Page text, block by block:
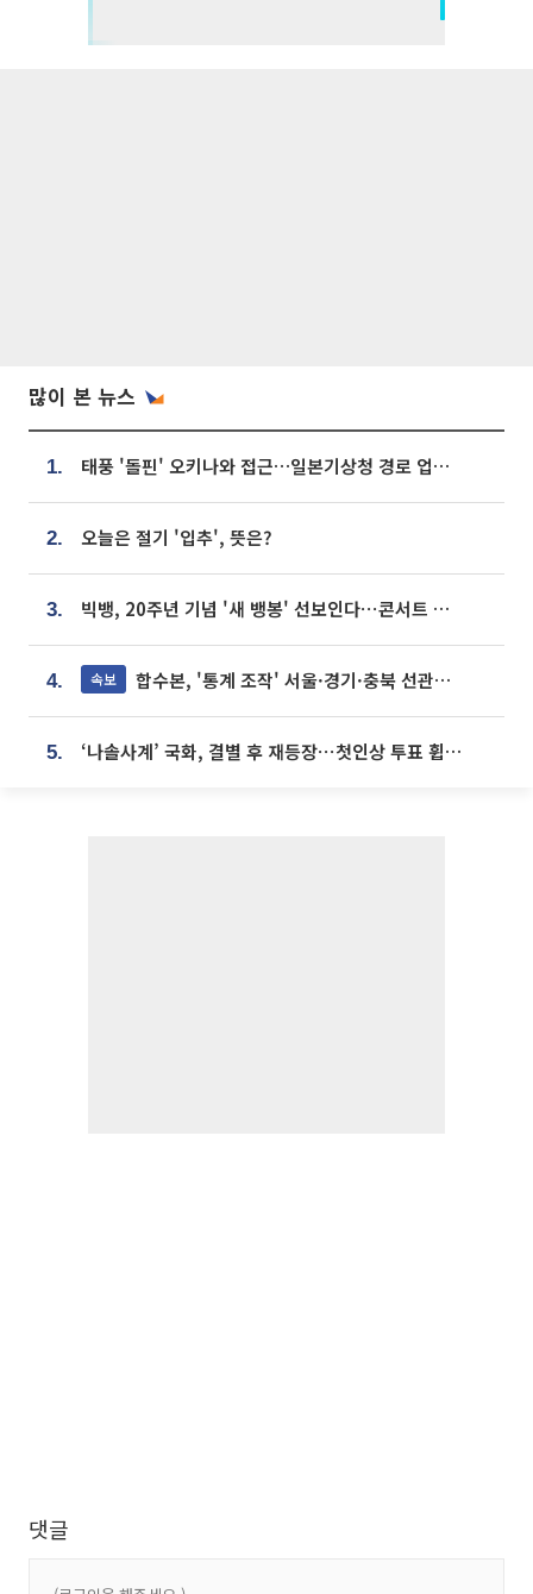
많이 본 뉴스
1. 태풍 '돌핀' 오키나와 접근…일본기상청 경로 업데이트
2. 오늘은 절기 '입추', 뜻은?
3. 빅뱅, 20주년 기념 '새 뱅봉' 선보인다⋯콘서트 앞두고 팝업 개최
4. 속보 합수본, '통계 조작' 서울·경기·충북 선관위 등 추가 압수수색
5. ‘나솔사계’ 국화, 결별 후 재등장⋯첫인상 투표 휩쓸고 ‘인기녀’ 등극
댓글